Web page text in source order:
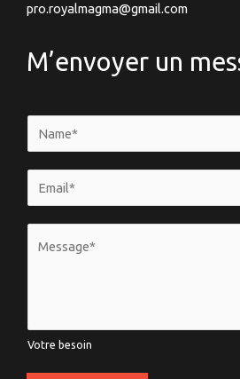
pro.royalmagma@gmail.com
M’envoyer un
a
m
*
m
a
e
Votre besoin